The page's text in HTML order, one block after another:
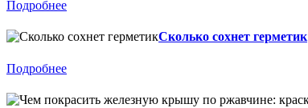
Подробнее
Сколько сохнет герметик
Подробнее